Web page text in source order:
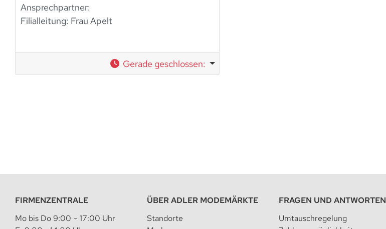
Ansprechpartner:
Filialleitung: Frau Apelt
Gerade geschlossen:
FIRMENZENTRALE
Mo bis Do 9:00 – 17:00 Uhr
ÜBER ADLER MODEMÄRKTE
Standorte
FRAGEN UND ANTWORTEN
Umtauschregelung